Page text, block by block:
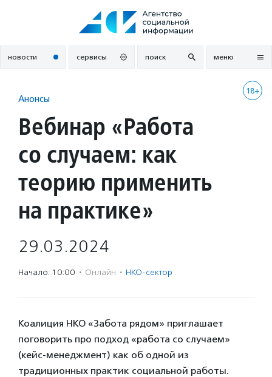
новости сервисы поиск меню
18+
Анонсы
Вебинар «Работа
со случаем: как
теорию применить
на практике»
29.03.2024
Начало: 10:00 · Онлайн · НКО-сектор
Коалиция НКО «Забота рядом» приглашает
поговорить про подход «работа со случаем»
(кейс-менеджмент) как об одной из
традиционных практик социальной работы.